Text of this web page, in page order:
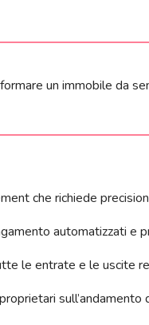
un immobile da
che richiede
automatizzati e
le entrate e le uscite
sull’andamento